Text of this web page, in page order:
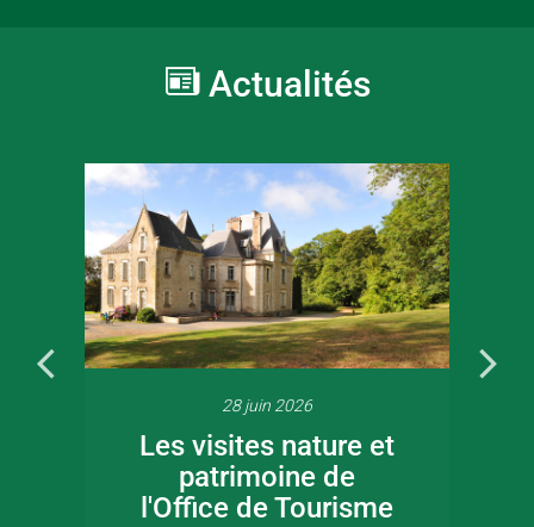
Actualités
28 juin 2026
Les visites nature et
patrimoine de
l'Office de Tourisme